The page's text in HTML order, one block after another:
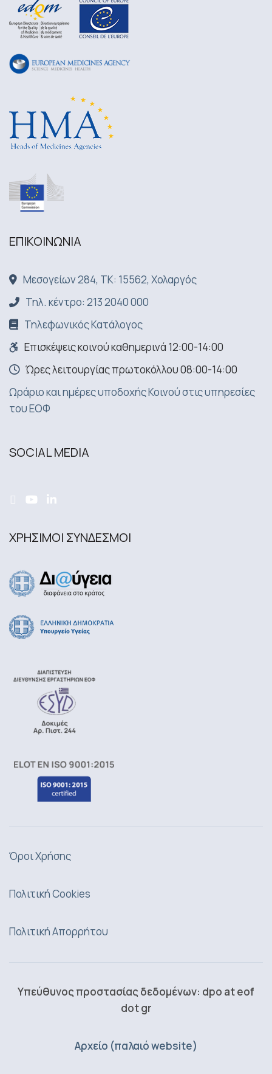
ΕΠΙΚΟΙΝΩΝΙA
Μεσογείων 284, ΤΚ: 15562, Χολαργός
Τηλ. κέντρο: 213 2040 000
Τηλεφωνικός Κατάλογος
Επισκέψεις κοινού καθημερινά 12:00-14:00
Ώρες λειτουργίας πρωτοκόλλου 08:00-14:00
Ωράριο και ημέρες υποδοχής Κοινού στις υπηρεσίες
του ΕΟΦ
SOCIAL MEDIA
ΧΡΗΣΙΜΟΙ ΣΥΝΔΕΣΜΟΙ
Όροι Χρήσης
Πολιτική Cookies
Πολιτική Απορρήτου
Υπεύθυνος προστασίας δεδομένων: dpo at eof
dot gr
Αρχείο (παλαιό website)